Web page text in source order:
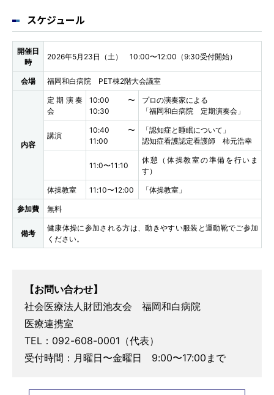
スケジュール
開催日
時
2026年5月23日（土） 10:00〜12:00（9:30受付開始）
会場 福岡和白病院 PET棟2階大会議室
内容
定期演奏
会
10:00〜
10:30
プロの演奏家による
「福岡和白病院 定期演奏会」
講演
10:40〜
11:00
「認知症と睡眠について」
認知症看護認定看護師 柿元浩幸
11:0〜11:10
休憩（体操教室の準備を行いま
す）
体操教室 11:10〜12:00 「体操教室」
参加費 無料
備考
健康体操に参加される方は、動きやすい服装と運動靴でご参加
ください。
【お問い合わせ】
社会医療法人財団池友会 福岡和白病院
医療連携室
TEL：092-608-0001（代表）
受付時間：月曜日〜金曜日 9:00〜17:00まで